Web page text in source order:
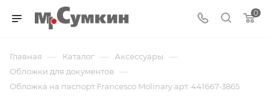
0
Главная — Каталог — Аксессуары —
Обложки для документов —
Обложка на паспорт Francesco Molinary арт. 441667-3865